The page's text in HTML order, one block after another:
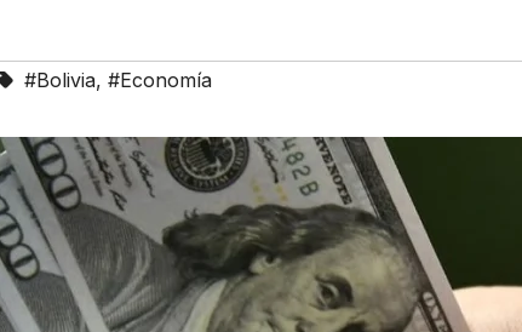
#Bolivia, #Economía